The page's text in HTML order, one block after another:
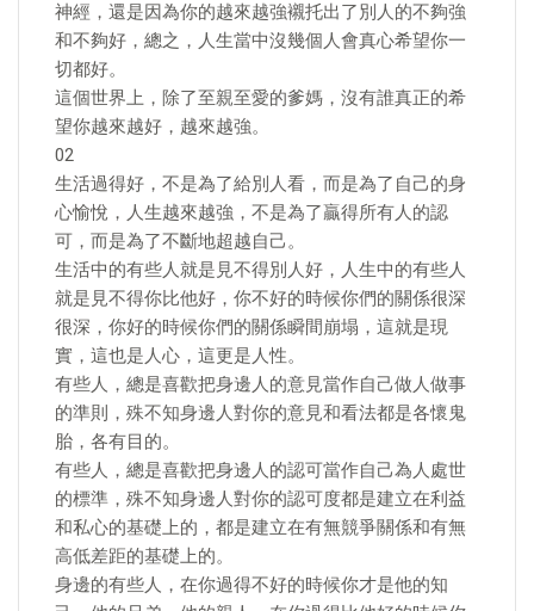
神經，還是因為你的越來越強襯托出了別人的不夠強
和不夠好，總之，人生當中沒幾個人會真心希望你一
切都好。
這個世界上，除了至親至愛的爹媽，沒有誰真正的希
望你越來越好，越來越強。
02
生活過得好，不是為了給別人看，而是為了自己的身
心愉悅，人生越來越強，不是為了贏得所有人的認
可，而是為了不斷地超越自己。
生活中的有些人就是見不得別人好，人生中的有些人
就是見不得你比他好，你不好的時候你們的關係很深
很深，你好的時候你們的關係瞬間崩塌，這就是現
實，這也是人心，這更是人性。
有些人，總是喜歡把身邊人的意見當作自己做人做事
的準則，殊不知身邊人對你的意見和看法都是各懷鬼
胎，各有目的。
有些人，總是喜歡把身邊人的認可當作自己為人處世
的標準，殊不知身邊人對你的認可度都是建立在利益
和私心的基礎上的，都是建立在有無競爭關係和有無
高低差距的基礎上的。
身邊的有些人，在你過得不好的時候你才是他的知